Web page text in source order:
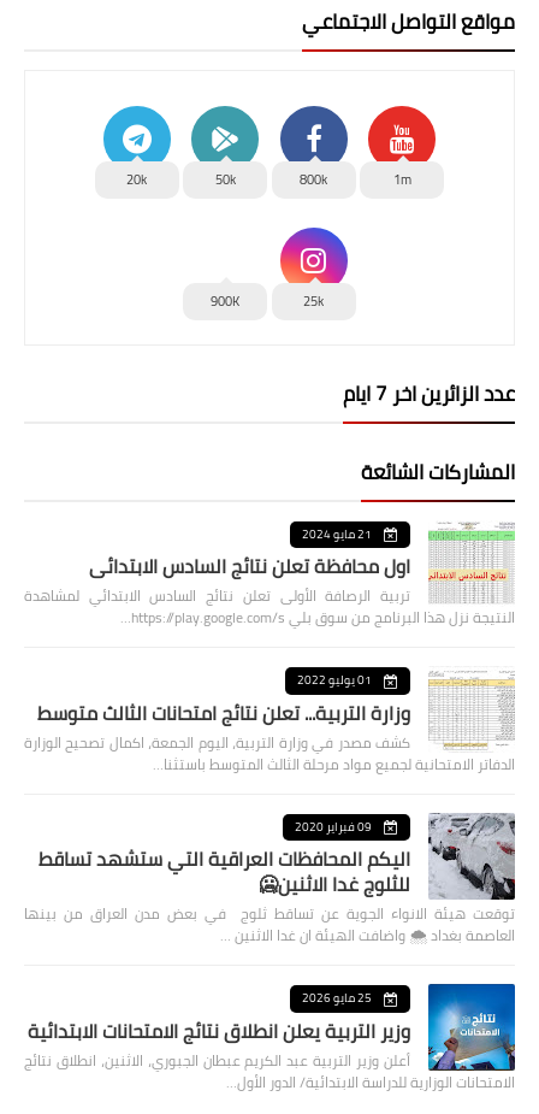
مواقع التواصل الاجتماعي
1m
800k
50k
20k
25k
900K
عدد الزائرين اخر 7 ايام
المشاركات الشائعة
21 مايو 2024
اول محافظة تعلن نتائج السادس الابتدائي
تربية الرصافة الأولى تعلن نتائج السادس الابتدائي لمشاهدة
النتيجة نزل هذا البرنامج من سوق بلي https://play.google.com/s…
01 يوليو 2022
وزارة التربية... تعلن نتائج امتحانات الثالث متوسط
كشف مصدر في وزارة التربية، اليوم الجمعة، اكمال تصحيح الوزارة
الدفاتر الامتحانية لجميع مواد مرحلة الثالث المتوسط باستثنا…
09 فبراير 2020
اليكم المحافظات العراقية التي ستشهد تساقط
للثلوج غدا الاثنين🥶
توقعت هيئة الانواء الجوية عن تساقط ثلوج في بعض مدن العراق من بينها
العاصمة بغداد ⁦🌨️⁩ واضافت الهيئة ان غدا الاثنين …
25 مايو 2026
وزير التربية يعلن انطلاق نتائج الامتحانات الابتدائية
أعلن وزير التربية عبد الكريم عبطان الجبوري، الاثنين، انطلاق نتائج
الامتحانات الوزارية للدراسة الابتدائية/ الدور الأول…